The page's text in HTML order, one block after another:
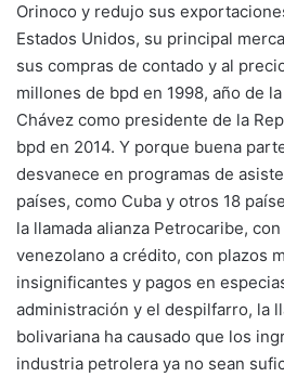
Orinoco y redujo sus
Estados Unidos, su principal
sus compras de contado y al
millones de bpd en 1998, año de
Chávez como presidente de la
bpd en 2014. Y porque buena
desvanece en programas de
países, como Cuba y otros 18
la llamada alianza Petrocaribe,
venezolano a crédito, con plazos
insignificantes y pagos en
administración y el despilfarro, la
bolivariana ha causado que los
industria petrolera ya no sean